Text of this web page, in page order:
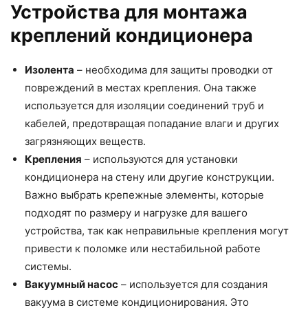
Устройства для монтажа
креплений кондиционера
Изолента – необходима для защиты проводки от
повреждений в местах крепления. Она также
используется для изоляции соединений труб и
кабелей, предотвращая попадание влаги и других
загрязняющих веществ.
Крепления – используются для установки
кондиционера на стену или другие конструкции.
Важно выбрать крепежные элементы, которые
подходят по размеру и нагрузке для вашего
устройства, так как неправильные крепления могут
привести к поломке или нестабильной работе
системы.
Вакуумный насос – используется для создания
вакуума в системе кондиционирования. Это